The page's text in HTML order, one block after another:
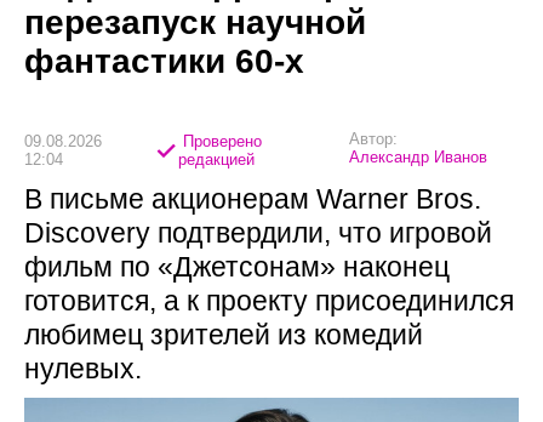
перезапуск научной
фантастики 60-х
09.08.2026
12:04
Проверено
редакцией
Автор:
Александр Иванов
В письме акционерам Warner Bros.
Discovery подтвердили, что игровой
фильм по «Джетсонам» наконец
готовится, а к проекту присоединился
любимец зрителей из комедий
нулевых.